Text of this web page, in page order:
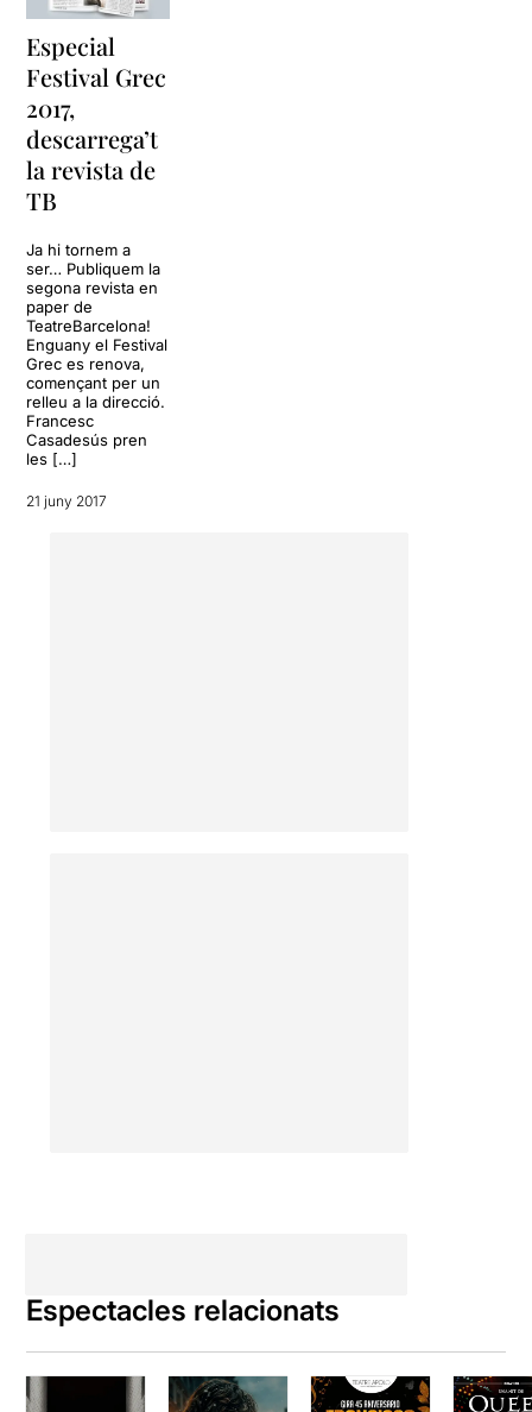
Especial
Festival Grec
2017,
descarrega’t
la revista de
TB
Ja hi tornem a
ser… Publiquem la
segona revista en
paper de
TeatreBarcelona!
Enguany el Festival
Grec es renova,
començant per un
relleu a la direcció.
Francesc
Casadesús pren
les […]
21 juny 2017
Espectacles relacionats